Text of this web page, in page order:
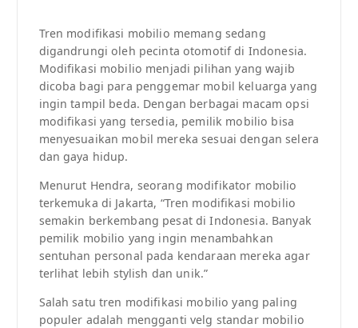
Tren modifikasi mobilio memang sedang
digandrungi oleh pecinta otomotif di Indonesia.
Modifikasi mobilio menjadi pilihan yang wajib
dicoba bagi para penggemar mobil keluarga yang
ingin tampil beda. Dengan berbagai macam opsi
modifikasi yang tersedia, pemilik mobilio bisa
menyesuaikan mobil mereka sesuai dengan selera
dan gaya hidup.
Menurut Hendra, seorang modifikator mobilio
terkemuka di Jakarta, “Tren modifikasi mobilio
semakin berkembang pesat di Indonesia. Banyak
pemilik mobilio yang ingin menambahkan
sentuhan personal pada kendaraan mereka agar
terlihat lebih stylish dan unik.”
Salah satu tren modifikasi mobilio yang paling
populer adalah mengganti velg standar mobilio